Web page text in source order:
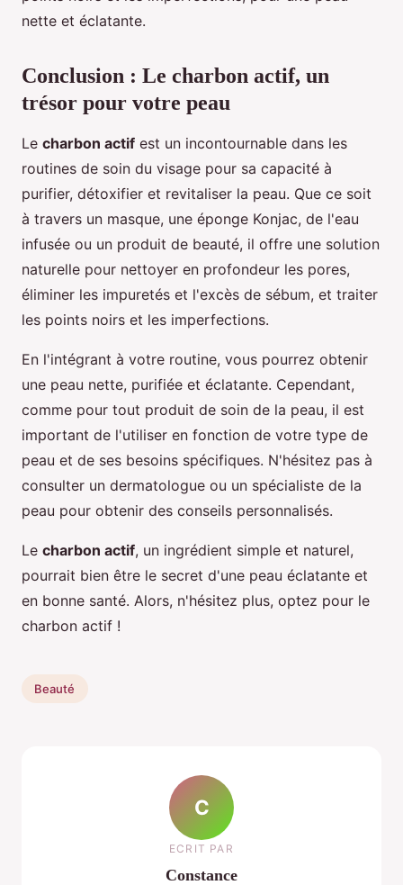
nette et éclatante.
Conclusion : Le charbon actif, un
trésor pour votre peau
Le charbon actif est un incontournable dans les
routines de soin du visage pour sa capacité à
purifier, détoxifier et revitaliser la peau. Que ce soit
à travers un masque, une éponge Konjac, de l'eau
infusée ou un produit de beauté, il offre une solution
naturelle pour nettoyer en profondeur les pores,
éliminer les impuretés et l'excès de sébum, et traiter
les points noirs et les imperfections.
En l'intégrant à votre routine, vous pourrez obtenir
une peau nette, purifiée et éclatante. Cependant,
comme pour tout produit de soin de la peau, il est
important de l'utiliser en fonction de votre type de
peau et de ses besoins spécifiques. N'hésitez pas à
consulter un dermatologue ou un spécialiste de la
peau pour obtenir des conseils personnalisés.
Le charbon actif, un ingrédient simple et naturel,
pourrait bien être le secret d'une peau éclatante et
en bonne santé. Alors, n'hésitez plus, optez pour le
charbon actif !
Beauté
C
ECRIT PAR
Constance